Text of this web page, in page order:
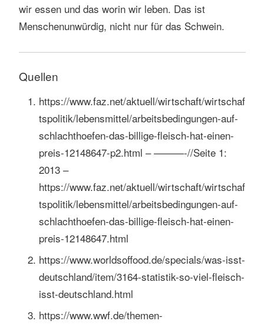
wir essen und das worin wir leben. Das ist
Menschenunwürdig, nicht nur für das Schwein.
Quellen
https://www.faz.net/aktuell/wirtschaft/wirtschaf
tspolitik/lebensmittel/arbeitsbedingungen-auf-
schlachthoefen-das-billige-fleisch-hat-einen-
preis-12148647-p2.html – ———-//Seite 1:
2013 –
https://www.faz.net/aktuell/wirtschaft/wirtschaf
tspolitik/lebensmittel/arbeitsbedingungen-auf-
schlachthoefen-das-billige-fleisch-hat-einen-
preis-12148647.html
https://www.worldsoffood.de/specials/was-isst-
deutschland/item/3164-statistik-so-viel-fleisch-
isst-deutschland.html
https://www.wwf.de/themen-